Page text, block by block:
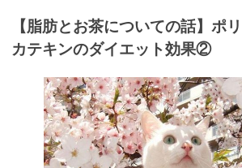
【脂肪とお茶についての話】ポ
カテキンのダイエット効果②